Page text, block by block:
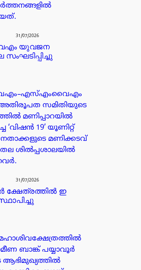
31/07/2026
യുവജന
സമിതിയുടെ
മണിപ്പാറയിൽ
‘വിഷൻ 19’ യൂണിറ്റ്
മണിക്കടവ്
ശിൽപ്പശാലയിൽ
31/07/2026
ക്ഷേത്രത്തിൽ ഇ
ബാങ്ക് പയ്യാവൂർ